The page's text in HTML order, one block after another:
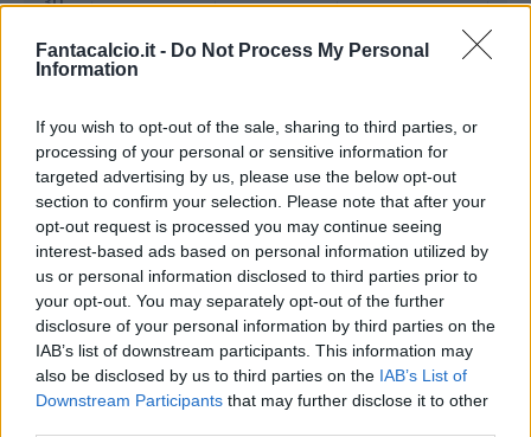
Fantacalcio.it - Do Not Process My Personal
Information
If you wish to opt-out of the sale, sharing to third parties, or
processing of your personal or sensitive information for
targeted advertising by us, please use the below opt-out
section to confirm your selection. Please note that after your
opt-out request is processed you may continue seeing
interest-based ads based on personal information utilized by
us or personal information disclosed to third parties prior to
your opt-out. You may separately opt-out of the further
disclosure of your personal information by third parties on the
IAB’s list of downstream participants. This information may
also be disclosed by us to third parties on the IAB’s List of
Downstream Participants that may further disclose it to other
Classic Mantra
Riepilogo stagione
Titolare 1 - 3%
Entrato 1 - 3 %
Squalificato